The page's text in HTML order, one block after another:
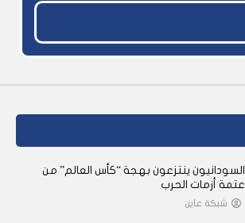
السودانيون ينتزعون بهجة “كأس العالم” من
عتمة أزمات الحرب
شبكة عاين